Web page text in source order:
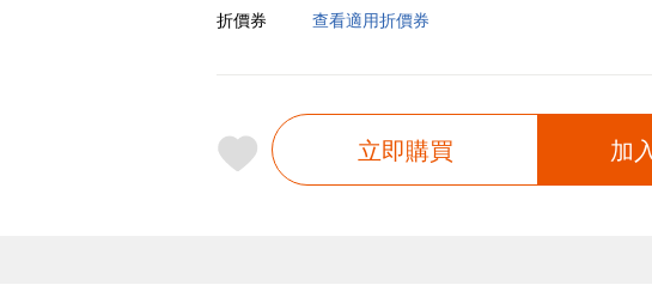
折價券
查看適用折價券
立即購買 加